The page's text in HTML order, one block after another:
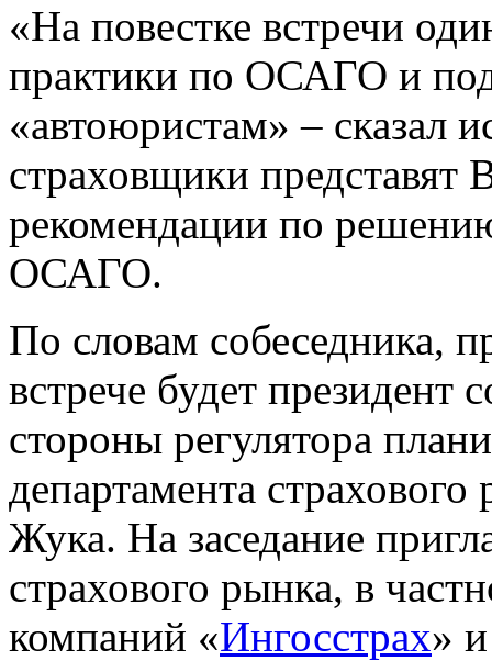
«На повестке встречи
практики по ОСАГО и
«автоюристам» – сказал
страховщики представят
рекомендации по
ОСАГО.
По словам собеседника,
встрече будет
стороны регулятора
департамента
Жука. На заседание
страхового рынка, в
компаний «Ингосстрах»